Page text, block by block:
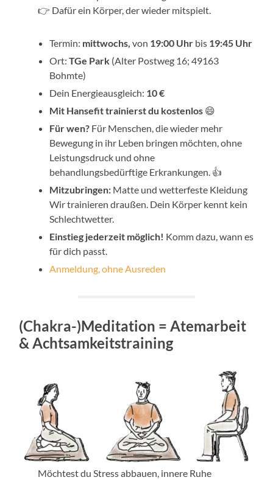
👉 Dafür ein Körper, der wieder mitspielt.
Termin: mittwochs,von 19:00 Uhr bis 19:45 Uhr
Ort:TGe Park (Alter Postweg 16; 49163
Bohmte)
Dein Energieausgleich: 10 €
Mit Hansefit trainierst du kostenlos 😄
Für wen? Für Menschen, die wieder mehr
Bewegung in ihr Leben bringen möchten, ohne
Leistungsdruck und ohne
behandlungsbedürftige Erkrankungen. 👍
Mitzubringen: Matte und wetterfeste Kleidung
Wir trainieren draußen. Dein Körper kennt kein
Schlechtwetter.
Einstieg jederzeit möglich! Komm dazu, wann es
für dich passt.
Anmeldung, ohne Ausreden
(Chakra-)Meditation = Atemarbeit
& Achtsamkeitstraining
Möchtest du Stress abbauen, innere Ruhe